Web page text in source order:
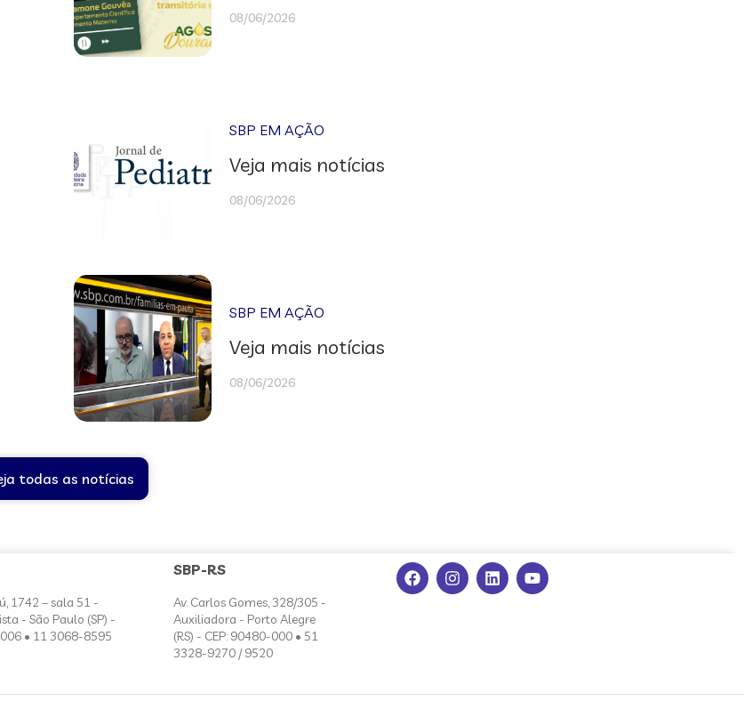
08/06/2026
SBP EM AÇÃO
Veja mais notícias
08/06/2026
SBP EM AÇÃO
Veja mais notícias
08/06/2026
todas as notícias
1742 – sala 51 -
- São Paulo (SP) -
• 11 3068-8595
SBP-RS
Av. Carlos Gomes, 328/305 -
Auxiliadora - Porto Alegre
(RS) - CEP: 90480-000 • 51
3328-9270 / 9520